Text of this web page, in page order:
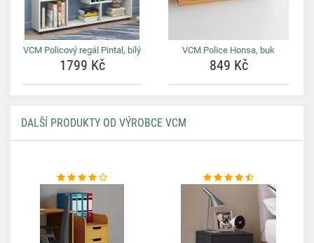
VCM Policový regál Pintal, bílý
1799 Kč
VCM Police Honsa, buk
849 Kč
DALŠÍ PRODUKTY OD VÝROBCE VCM